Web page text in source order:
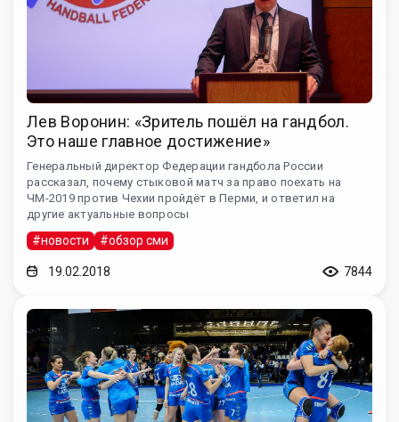
Лев Воронин: «Зритель пошёл на гандбол.
Это наше главное достижение»
Генеральный директор Федерации гандбола России
рассказал, почему стыковой матч за право поехать на
ЧМ-2019 против Чехии пройдёт в Перми, и ответил на
другие актуальные вопросы
#новости #обзор сми
19.02.2018 7844